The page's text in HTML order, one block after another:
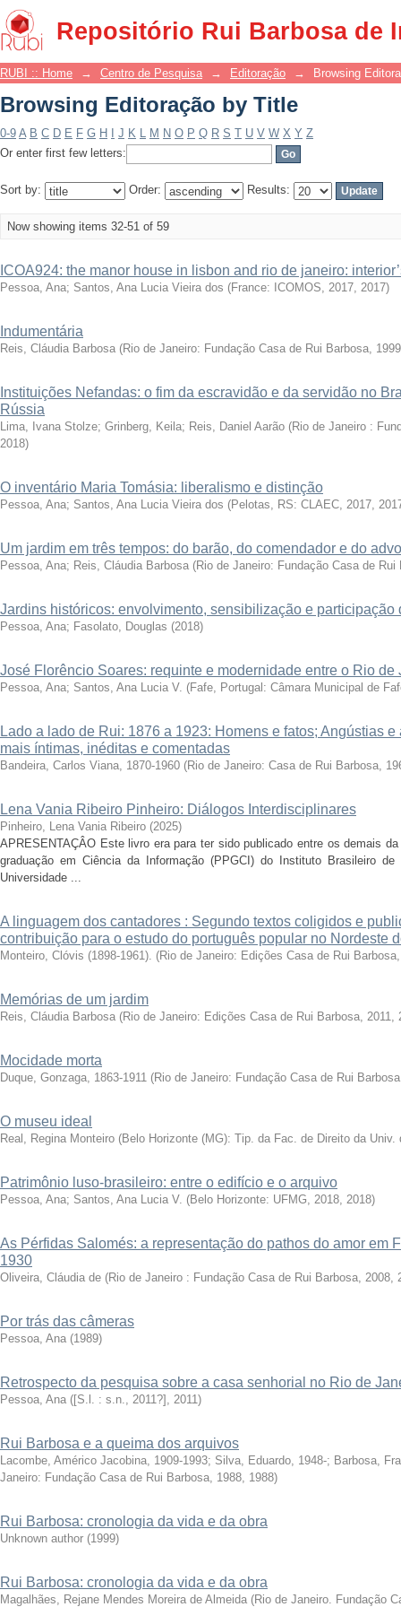
Repositório Rui Barbosa de
Browsing Editoração by Title
RUBI :: Home → Centro de Pesquisa → Editoração → Browsing
Browsing Editoração by Title
0-9 A B C D E F G H J K L M N O P Q R S T U V W X Y Z
Or enter first few letters:
Sort by: Order: Results:
Now showing items 32-51 of 59
ICOA924: the manor house in lisbon and rio de janeiro:
Pessoa, Ana; Santos, Ana Lucia Vieira dos (France: ICOMOS, 2017, 2017)
Indumentária
Reis, Cláudia Barbosa (Rio de Janeiro: Fundação Casa de Rui Barbosa, 1999
Instituições Nefandas: o fim da escravidão e da servidão no
Rússia
Lima, Ivana Stolze; Grinberg, Keila; Reis, Daniel Aarão (Rio de Janeiro :
2018)
O inventário Maria Tomásia: liberalismo e distinção
Pessoa, Ana; Santos, Ana Lucia Vieira dos (Pelotas, RS: CLAEC, 2017,
Um jardim em três tempos: do barão, do comendador e do
Pessoa, Ana; Reis, Cláudia Barbosa (Rio de Janeiro: Fundação Casa de Rui
Jardins históricos: envolvimento, sensibilização e participação
Pessoa, Ana; Fasolato, Douglas (2018)
José Florêncio Soares: requinte e modernidade entre o Rio de
Pessoa, Ana; Santos, Ana Lucia V. (Fafe, Portugal: Câmara Municipal de
Lado a lado de Rui: 1876 a 1923: Homens e fatos; Angústias
mais íntimas, inéditas e comentadas
Bandeira, Carlos Viana, 1870-1960 (Rio de Janeiro: Casa de Rui Barbosa,
Lena Vania Ribeiro Pinheiro: Diálogos Interdisciplinares
Pinheiro, Lena Vania Ribeiro (2025)
APRESENTAÇÂO Este livro era para ter sido publicado entre os demais
graduação em Ciência da Informação (PPGCI) do Instituto Brasileiro
Universidade ...
A linguagem dos cantadores : Segundo textos coligidos e
contribuição para o estudo do português popular no Nordeste
Monteiro, Clóvis (1898-1961). (Rio de Janeiro: Edições Casa de Rui
Memórias de um jardim
Reis, Cláudia Barbosa (Rio de Janeiro: Edições Casa de Rui Barbosa, 2011,
Mocidade morta
Duque, Gonzaga, 1863-1911 (Rio de Janeiro: Fundação Casa de Rui
O museu ideal
Real, Regina Monteiro (Belo Horizonte (MG): Tip. da Fac. de Direito da
Patrimônio luso-brasileiro: entre o edifício e o arquivo
Pessoa, Ana; Santos, Ana Lucia V. (Belo Horizonte: UFMG, 2018, 2018)
As Pérfidas Salomés: a representação do pathos do amor em
1930
Oliveira, Cláudia de (Rio de Janeiro : Fundação Casa de Rui Barbosa, 2008,
Por trás das câmeras
Pessoa, Ana (1989)
Retrospecto da pesquisa sobre a casa senhorial no Rio de
Pessoa, Ana ([S.l. : s.n., 2011?] , 2011)
Rui Barbosa e a queima dos arquivos
Lacombe, Américo Jacobina, 1909-1993; Silva, Eduardo, 1948-; Barbosa,
Janeiro: Fundação Casa de Rui Barbosa, 1988, 1988)
Rui Barbosa: cronologia da vida e da obra
Unknown author (1999)
Rui Barbosa: cronologia da vida e da obra
Magalhães, Rejane Mendes Moreira de Almeida (Rio de Janeiro. Fundação